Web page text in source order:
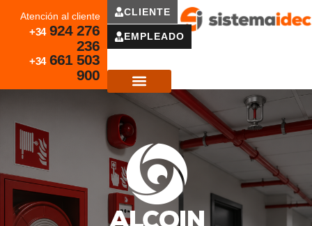
CLIENTE
EMPLEADO
Atención al cliente
+34 924 276
236
+34 661 503
900